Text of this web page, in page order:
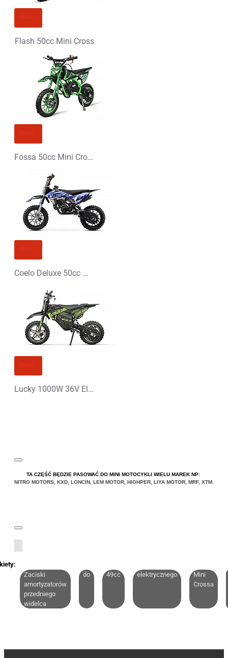
Flash 50cc Mini Cross
Fossa 50cc Mini Cross
Coelo Deluxe 50cc Mini Cross
Lucky 1000W 36V Elektryczny Mini Cross
TA CZĘŚĆ BĘDZIE PASOWAĆ DO MINI MOTOCYKLI WIELU MAREK NP:
NITRO MOTORS KXD LONCIN LEM MOTOR HIGHPER LIYA MOTOR MRF, XTM
Zaciski
amortyzatorów
przedniego
widelca
do 49cc elektrycznego
Mini
Crossa